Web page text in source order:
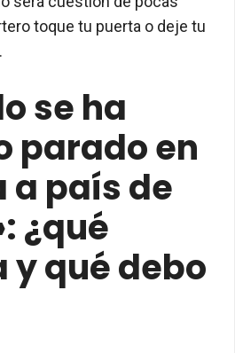
toque tu puerta o deje tu
se ha
parado en
a país de
¿qué
qué debo